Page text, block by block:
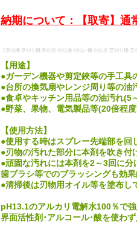
納期について：【取寄】通
【草刈機 草刈り機 草刈器 刈払機 刈払い機 刈払器 芝刈り機
【用途】
●ガーデン機器や剪定鋏等の手工
●台所の換気扇やレンジ周り等の油
●食卓やキッチン用品等の油汚れ(5
●野菜、果物、電気製品等(20倍程
【使用方法】
●使用する時はスプレー先端部を
●刃物の汚れた部分に本剤を吹き
●頑固な汚れには本剤を2～3回に
歯ブラシ等でのブラッシングも効果
●清掃後は刃物用オイル等を塗布し
pH13.1のアルカリ電解水100％で
界面活性剤･アルコール･酸を使わ